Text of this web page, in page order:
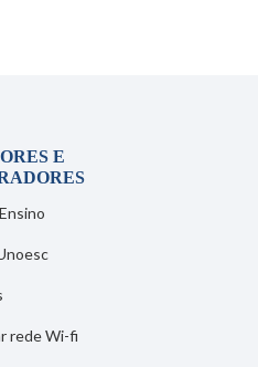
E
rede Wi-fi